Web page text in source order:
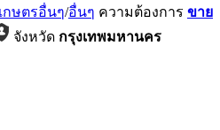
กษตรอื่นๆ/อื่นๆ ความต้องการ ขาย
จังหวัด กรุงเทพมหานคร